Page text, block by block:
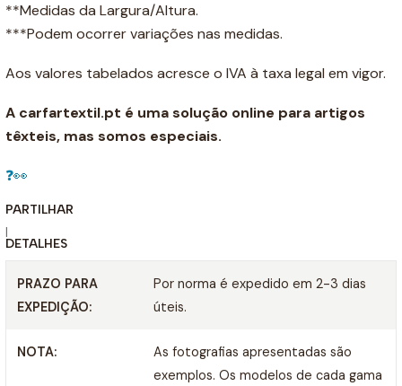
**Medidas da Largura/Altura.
***Podem ocorrer variações nas medidas.
Aos valores tabelados acresce o IVA à taxa legal em vigor.
A carfartextil.pt é uma solução online para artigos
têxteis, mas somos especiais.
❓👀
PARTILHAR
|
DETALHES
PRAZO PARA
EXPEDIÇÃO:
Por norma é expedido em 2-3 dias
úteis.
NOTA:
As fotografias apresentadas são
exemplos. Os modelos de cada gama